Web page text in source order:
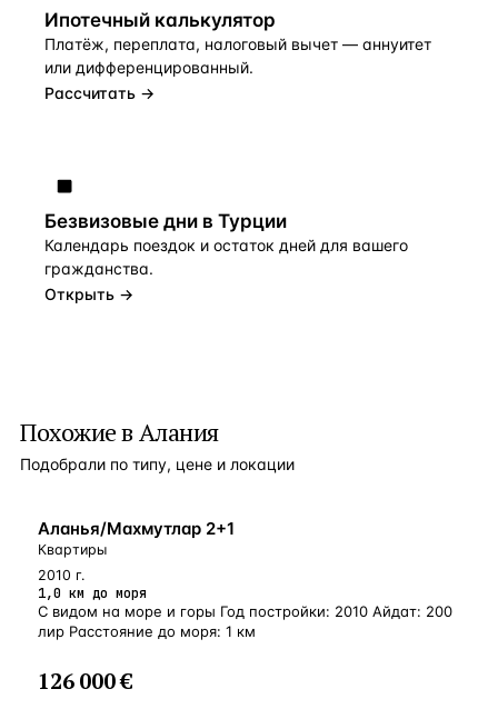
Ипотечный калькулятор
Платёж, переплата, налоговый вычет — аннуитет
или дифференцированный.
Рассчитать →
Безвизовые дни в Турции
Календарь поездок и остаток дней для вашего
гражданства.
Открыть →
Похожие в Алания
Подобрали по типу, цене и локации
БЛИЗКО К МОРЮ
Аланья/Махмутлар 2+1
Квартиры
2010 г.
1,0 км до моря
С видом на море и горы Год постройки: 2010 Айдат: 200
лир Расстояние до моря: 1 км
126 000 €